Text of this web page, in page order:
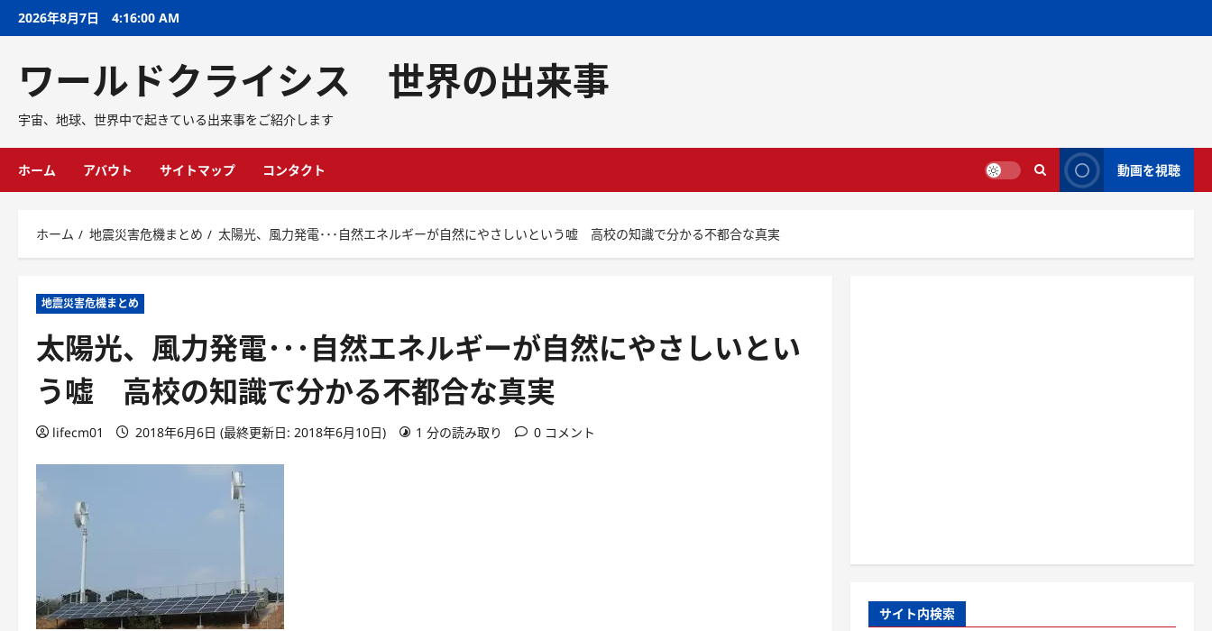
2026年8月7日 4:16:01 AM
ワールドクライシス 世界の出来事
宇宙、地球、世界中で起きている出来事をご紹介します
ホーム アバウト サイトマップ コンタクト 動画を視聴
ホーム 地震災害危機まとめ 太陽光、風力発電･･･自然エネルギーが自然にやさしいという嘘 高校の知識で分かる不都合な真実
地震災害危機まとめ
太陽光、風力発電･･･自然エネルギーが自然にやさしいとい
う嘘 高校の知識で分かる不都合な真実
lifecm01 2018年6月6日 (最終更新日: 2018年6月10日) 1 分の読み取り 0 コメント
サイト内検索